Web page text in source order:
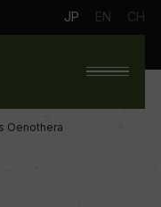
JP EN CH
Oenothera